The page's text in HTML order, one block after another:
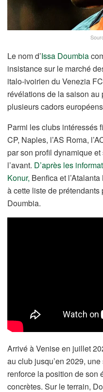
Le nom d’Issa Doumbia
insistance sur le marché
italo-ivoirien du Venezia
révélations de la saison au
plusieurs cadors
Parmi les clubs intéressés
CP, Naples, l’AS Roma,
par son profil dynamique
l’avant. D’après les
Konur, Benfica et
à cette liste de prétendants
Doumbia.
Arrivé à Venise en juillet
au club jusqu’en 2029,
renforce la position de son
concrètes. Sur le terrain,